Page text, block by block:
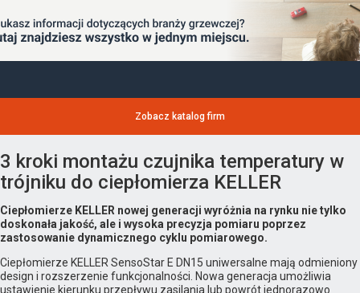
Zobacz katalog firm
3 kroki montażu czujnika temperatury w
trójniku do ciepłomierza KELLER
Ciepłomierze KELLER nowej generacji wyróżnia na rynku nie tylko
doskonała jakość, ale i wysoka precyzja pomiaru poprzez
zastosowanie dynamicznego cyklu pomiarowego.
Ciepłomierze KELLER SensoStar E DN15 uniwersalne mają odmieniony
design i rozszerzenie funkcjonalności. Nowa generacja umożliwia
ustawienie kierunku przepływu zasilania lub powrót jednorazowo